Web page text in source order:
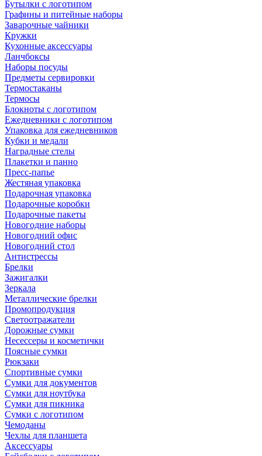
Бутылки с логотипом
Графины и питейные наборы
Заварочные чайники
Кружки
Кухонные аксессуары
Ланчбоксы
Наборы посуды
Предметы сервировки
Термостаканы
Термосы
Блокноты с логотипом
Ежедневники с логотипом
Упаковка для ежедневников
Кубки и медали
Наградные стелы
Плакетки и панно
Пресс-папье
Жестяная упаковка
Подарочная упаковка
Подарочные коробки
Подарочные пакеты
Новогодние наборы
Новогодний офис
Новогодний стол
Антистрессы
Брелки
Зажигалки
Зеркала
Металлические брелки
Промопродукция
Светоотражатели
Дорожные сумки
Несессеры и косметички
Поясные сумки
Рюкзаки
Спортивные сумки
Сумки для документов
Сумки для ноутбука
Сумки для пикника
Сумки с логотипом
Чемоданы
Чехлы для планшета
Аксессуары